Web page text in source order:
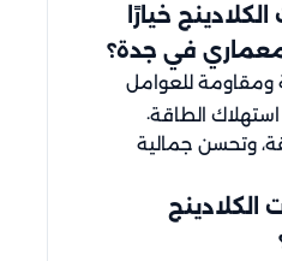
خيارًا
في جدة؟
ومقاومة للعوامل
استهلاك الطاقة.
وتحسن جمالية
الكلادينج